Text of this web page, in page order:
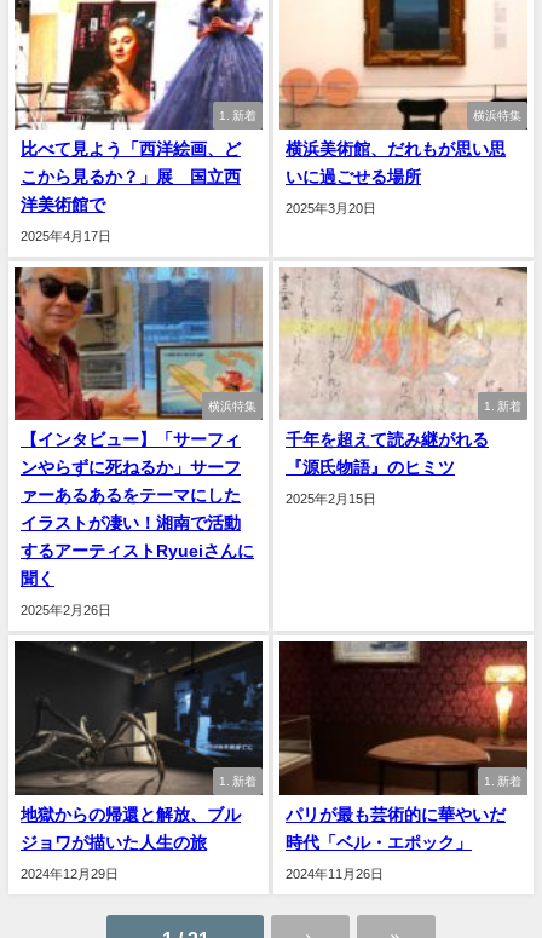
1. 新着
比べて見よう「西洋絵画、ど
こから見るか？」展 国立西
洋美術館で
2025年4月17日
横浜特集
横浜美術館、だれもが思い思
いに過ごせる場所
2025年3月20日
横浜特集
【インタビュー】「サーフィ
ンやらずに死ねるか」サーフ
ァーあるあるをテーマにした
イラストが凄い！湘南で活動
するアーティストRyueiさんに
聞く
2025年2月26日
1. 新着
千年を超えて読み継がれる
『源氏物語』のヒミツ
2025年2月15日
1. 新着
地獄からの帰還と解放、ブル
ジョワが描いた人生の旅
2024年12月29日
1. 新着
パリが最も芸術的に華やいだ
時代「ベル・エポック」
2024年11月26日